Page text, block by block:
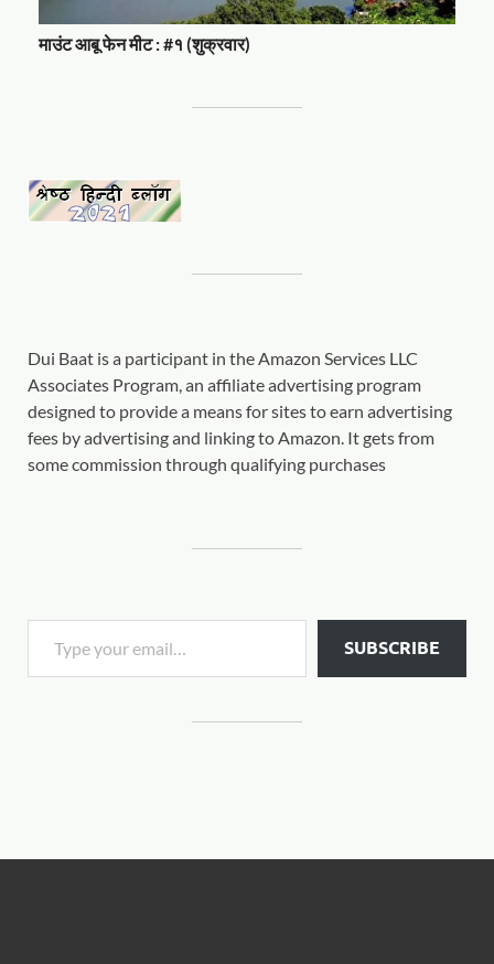
माउंट आबू फेन मीट : #१ (शुक्रवार)
Dui Baat is a participant in the Amazon Services LLC
Associates Program, an affiliate advertising program
designed to provide a means for sites to earn advertising
fees by advertising and linking to Amazon. It gets from
some commission through qualifying purchases
SUBSCRIBE